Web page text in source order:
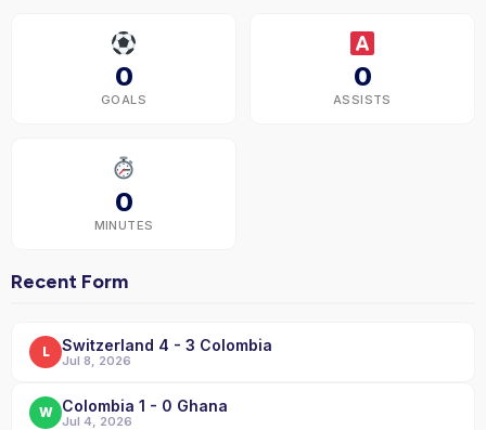
0
GOALS
0
ASSISTS
0
MINUTES
Recent Form
L Switzerland 4 - 3 Colombia
Jul 8, 2026
W Colombia 1 - 0 Ghana
Jul 4, 2026